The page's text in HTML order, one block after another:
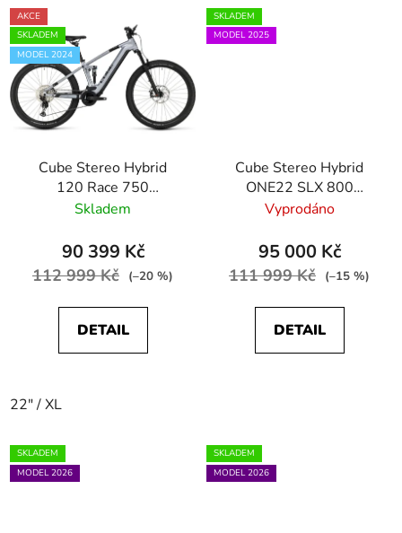
AKCE
SKLADEM
MODEL 2024
Cube Stereo Hybrid
120 Race 750
polarsilver´n´black
Skladem
90 399 Kč
112 999 Kč (–20 %)
DETAIL
22" / XL
SKLADEM
MODEL 2025
Cube Stereo Hybrid
ONE22 SLX 800
blackline
Vyprodáno
95 000 Kč
111 999 Kč (–15 %)
DETAIL
SKLADEM
MODEL 2026
SKLADEM
MODEL 2026